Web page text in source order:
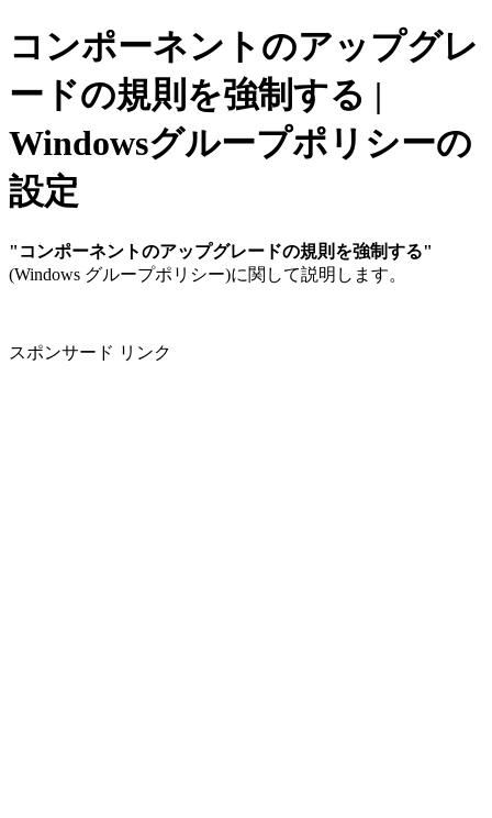
コンポーネントのアップグレ
ードの規則を強制する |
Windowsグループポリシーの
設定
"コンポーネントのアップグレードの規則を強制する"
(Windows グループポリシー)に関して説明します。
スポンサード リンク